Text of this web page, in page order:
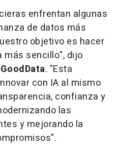
enfrentan algunas
de datos más
objetivo es hacer
más sencillo", dijo
. "Esta
con IA al mismo
confianza y
las
y mejorando la